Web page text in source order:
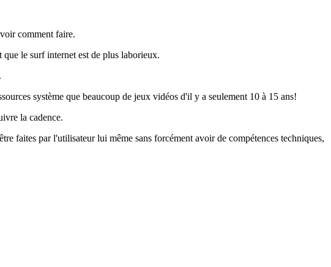
comment faire.
le surf internet est de plus laborieux.
système que beaucoup de jeux vidéos d'il y a seulement 10 à 15 ans!
la cadence.
faites par l'utilisateur lui même sans forcément avoir de compétences techniques,